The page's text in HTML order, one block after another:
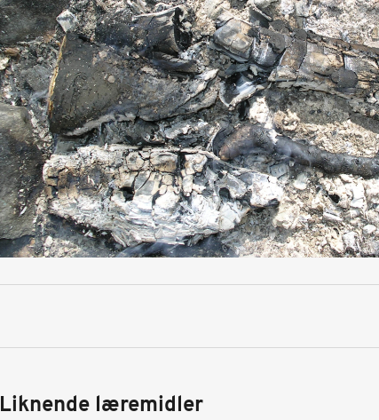
Liknende læremidler